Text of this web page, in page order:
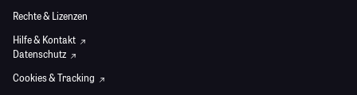
Rechte & Lizenzen
Hilfe & Kontakt
Datenschutz
Cookies & Tracking